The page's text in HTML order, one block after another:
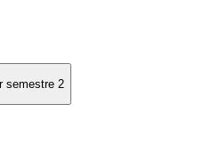
semestre 2